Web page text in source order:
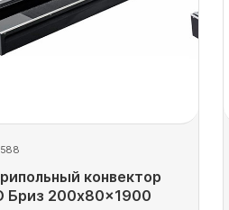
конвектор
Бриз 200x80x1900